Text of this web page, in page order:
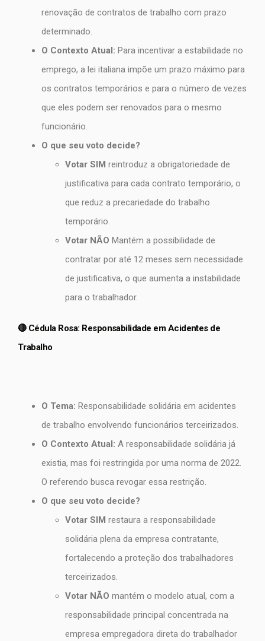
renovação de contratos de trabalho com prazo
determinado.
O Contexto Atual: Para incentivar a estabilidade no
emprego, a lei italiana impõe um prazo máximo para
os contratos temporários e para o número de vezes
que eles podem ser renovados para o mesmo
funcionário.
O que seu voto decide?
Votar SIM reintroduz a obrigatoriedade de
justificativa para cada contrato temporário, o
que reduz a precariedade do trabalho
temporário.
Votar NÃO Mantém a possibilidade de
contratar por até 12 meses sem necessidade
de justificativa, o que aumenta a instabilidade
para o trabalhador.
🔴 Cédula Rosa: Responsabilidade em Acidentes de
Trabalho
O Tema: Responsabilidade solidária em acidentes
de trabalho envolvendo funcionários terceirizados.
O Contexto Atual: A responsabilidade solidária já
existia, mas foi restringida por uma norma de 2022.
O referendo busca revogar essa restrição.
O que seu voto decide?
Votar SIM restaura a responsabilidade
solidária plena da empresa contratante,
fortalecendo a proteção dos trabalhadores
terceirizados.
Votar NÃO mantém o modelo atual, com a
responsabilidade principal concentrada na
empresa empregadora direta do trabalhador